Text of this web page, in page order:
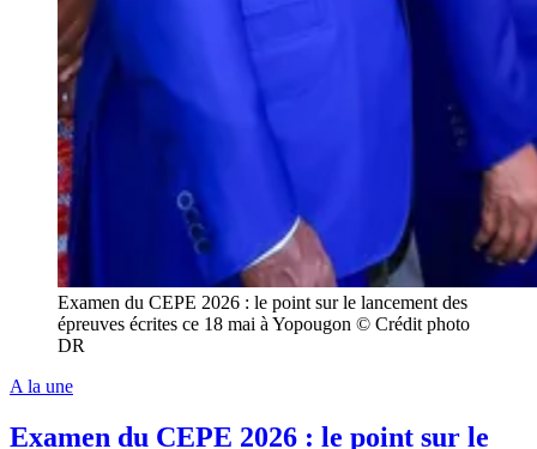
Examen du CEPE 2026 : le point sur le lancement des
épreuves écrites ce 18 mai à Yopougon © Crédit photo
DR
A la une
Examen du CEPE 2026 : le point sur le